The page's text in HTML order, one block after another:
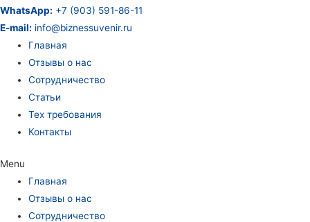
WhatsApp: +7 (903) 591-86-11
E-mail: info@biznessuvenir.ru
Главная
Отзывы о нас
Сотрудничество
Статьи
Тех требования
Контакты
Menu
Главная
Отзывы о нас
Сотрудничество